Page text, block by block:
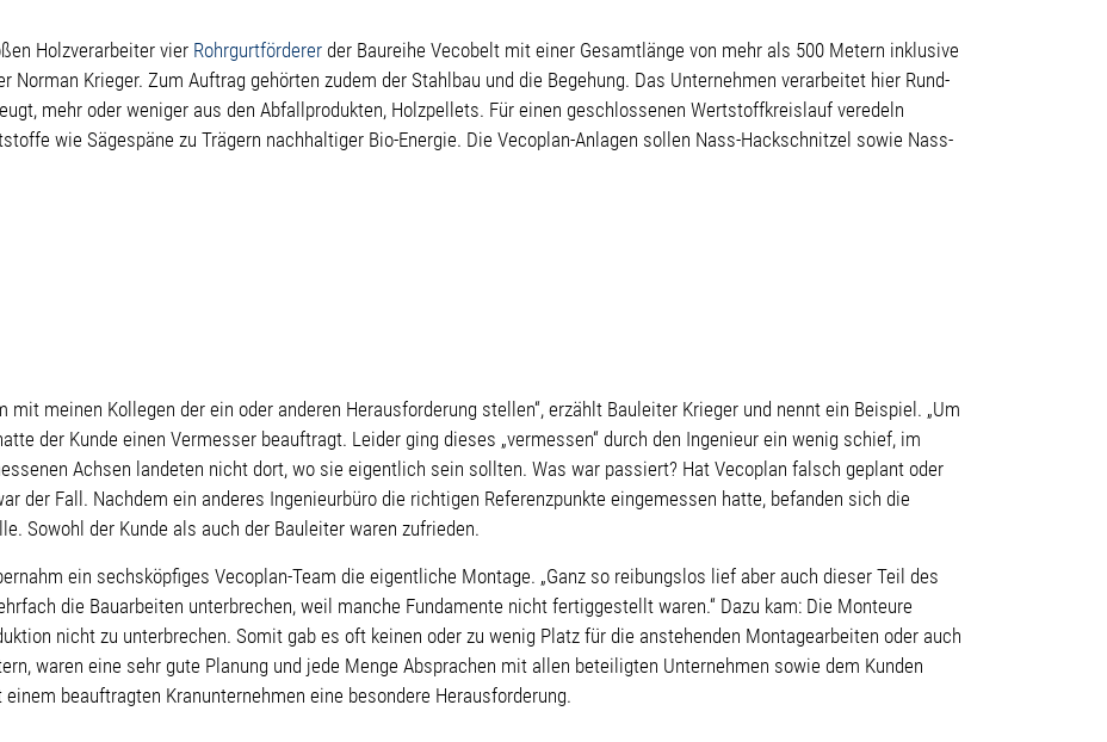
Holzverarbeiter vier Rohrgurtförderer der Baureihe Vecobelt mit einer Gesamtlänge von mehr als 500 Metern inklusive
Norman Krieger. Zum Auftrag gehörten zudem der Stahlbau und die Begehung. Das Unternehmen verarbeitet hier Rund-
mehr oder weniger aus den Abfallprodukten, Holzpellets. Für einen geschlossenen Wertstoffkreislauf veredeln
wie Sägespäne zu Trägern nachhaltiger Bio-Energie. Die Vecoplan-Anlagen sollen Nass-Hackschnitzel sowie Nass-
meinen Kollegen der ein oder anderen Herausforderung stellen“, erzählt Bauleiter Krieger und nennt ein Beispiel. „Um
der Kunde einen Vermesser beauftragt. Leider ging dieses „vermessen“ durch den Ingenieur ein wenig schief, im
Achsen landeten nicht dort, wo sie eigentlich sein sollten. Was war passiert? Hat Vecoplan falsch geplant oder
der Fall. Nachdem ein anderes Ingenieurbüro die richtigen Referenzpunkte eingemessen hatte, befanden sich die
Sowohl der Kunde als auch der Bauleiter waren zufrieden.
ein sechsköpfiges Vecoplan-Team die eigentliche Montage. „Ganz so reibungslos lief aber auch dieser Teil des
die Bauarbeiten unterbrechen, weil manche Fundamente nicht fertiggestellt waren.“ Dazu kam: Die Monteure
nicht zu unterbrechen. Somit gab es oft keinen oder zu wenig Platz für die anstehenden Montagearbeiten oder auch
waren eine sehr gute Planung und jede Menge Absprachen mit allen beteiligten Unternehmen sowie dem Kunden
beauftragten Kranunternehmen eine besondere Herausforderung.